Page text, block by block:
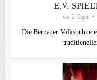
E.V.
vor 2 Tagen
Die Bernauer Volksbühne